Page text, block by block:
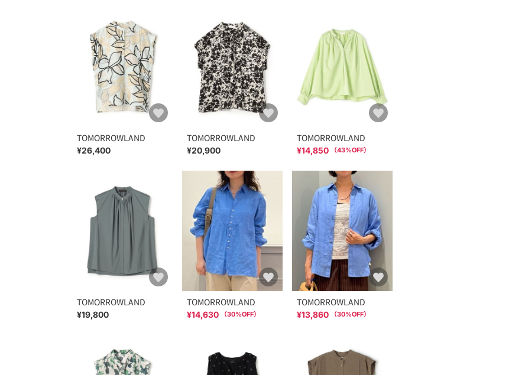
TOMORROWLAND
¥26,400
TOMORROWLAND
¥20,900
TOMORROWLAND
¥14,850 （43%OFF）
TOMORROWLAND
¥19,800
TOMORROWLAND
¥14,630 （30%OFF）
TOMORROWLAND
¥13,860 （30%OFF）